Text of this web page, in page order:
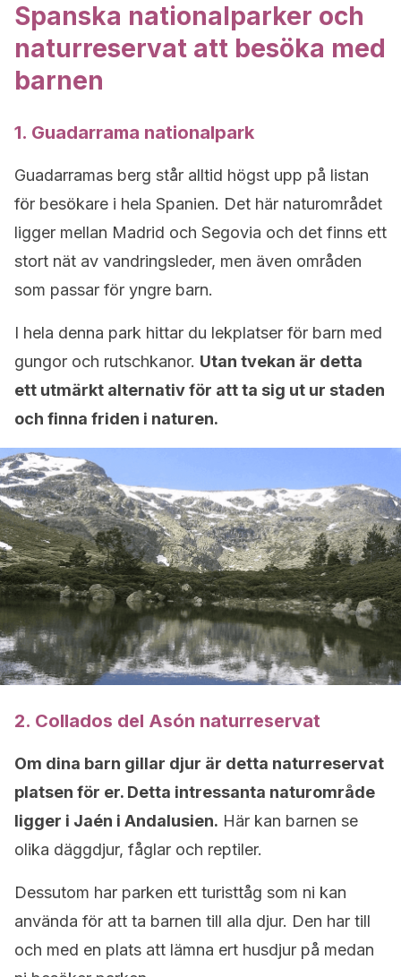
Spanska nationalparker och
naturreservat att besöka med
barnen
1. Guadarrama nationalpark
Guadarramas berg står alltid högst upp på listan
för besökare i hela Spanien. Det här naturområdet
ligger mellan Madrid och Segovia och det finns ett
stort nät av vandringsleder, men även områden
som passar för yngre barn.
I hela denna park hittar du lekplatser för barn med
gungor och rutschkanor. Utan tvekan är detta
ett utmärkt alternativ för att ta sig ut ur staden
och finna friden i naturen.
2. Collados del Asón naturreservat
Om dina barn gillar djur är detta naturreservat
platsen för er. Detta intressanta naturområde
ligger i Jaén i Andalusien. Här kan barnen se
olika däggdjur, fåglar och reptiler.
Dessutom har parken ett turisttåg som ni kan
använda för att ta barnen till alla djur. Den har till
och med en plats att lämna ert husdjur på medan